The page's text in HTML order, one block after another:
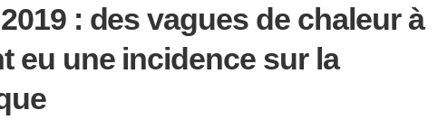
: des vagues de chaleur à
eu une incidence sur la